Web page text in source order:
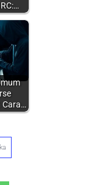
Cara…